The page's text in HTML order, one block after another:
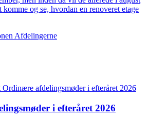
og se, hvordan en renoveret etage
Afdelingerne
Ordinære afdelings­møder i efteråret 2026
i efteråret 2026